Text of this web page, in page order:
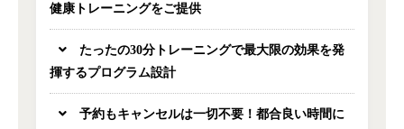
健康トレーニングをご提供
たったの30分トレーニングで最大限の効果を発
揮するプログラム設計
予約もキャンセルは一切不要！都合良い時間に